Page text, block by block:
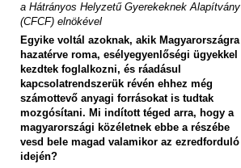
a Hátrányos Helyzetű Gyerekeknek Alapítvány
(CFCF) elnökével
Egyike voltál azoknak, akik Magyarországra
hazatérve roma, esélyegyenlőségi ügyekkel
kezdtek foglalkozni, és ráadásul
kapcsolatrendszerük révén ehhez még
számottevő anyagi forrásokat is tudtak
mozgósítani. Mi indított téged arra, hogy a
magyarországi közéletnek ebbe a részébe
vesd bele magad valamikor az ezredforduló
idején?